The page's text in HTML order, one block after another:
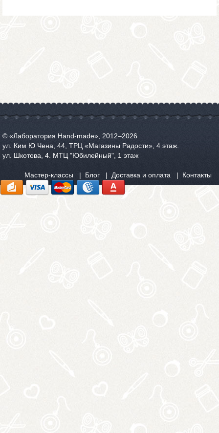
© «Лаборатория Hand-made», 2012‒2026
ул. Ким Ю Чена, 44, ТРЦ «Магазины Радости», 4 этаж.
ул. Шкотова, 4. МТЦ "Юбилейный", 1 этаж
Мастер-классы Блог Доставка и оплата Контакты